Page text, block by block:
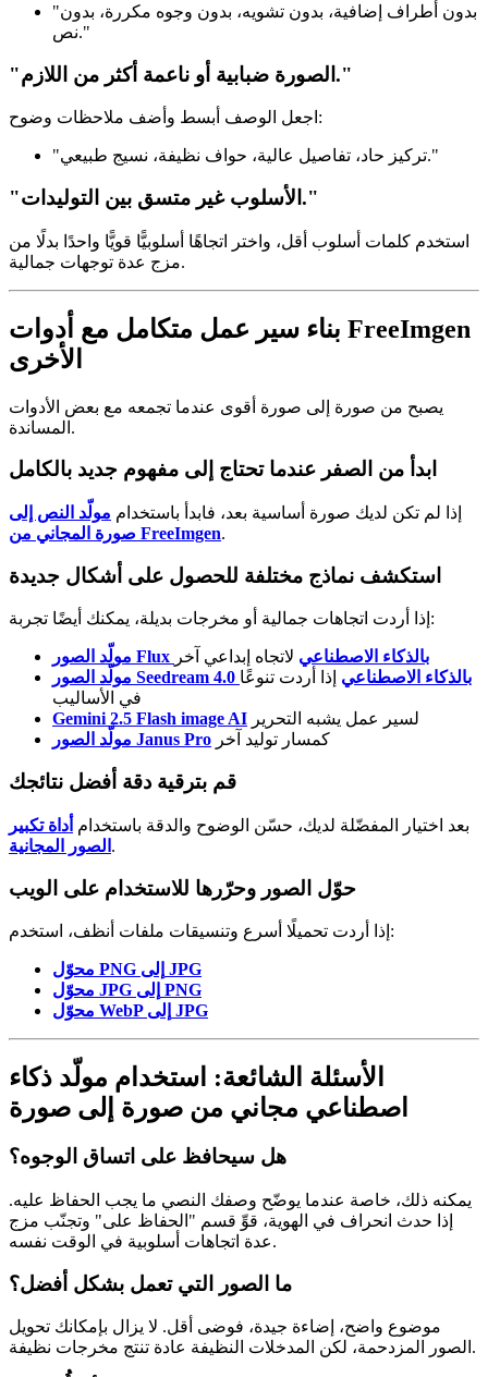
"بدون أطراف إضافية، بدون تشويه، بدون وجوه مكررة، بدون
نص."
"الصورة ضبابية أو ناعمة أكثر من اللازم."
اجعل الوصف أبسط وأضف ملاحظات وضوح:
"تركيز حاد، تفاصيل عالية، حواف نظيفة، نسيج طبيعي."
"الأسلوب غير متسق بين التوليدات."
استخدم كلمات أسلوب أقل، واختر اتجاهًا أسلوبيًّا قويًّا واحدًا بدلًا من
مزج عدة توجهات جمالية.
بناء سير عمل متكامل مع أدوات FreeImgen
الأخرى
يصبح من صورة إلى صورة أقوى عندما تجمعه مع بعض الأدوات
المساندة.
ابدأ من الصفر عندما تحتاج إلى مفهوم جديد بالكامل
إذا لم تكن لديك صورة أساسية بعد، فابدأ باستخدام مولّد النص إلى
صورة المجاني من FreeImgen.
استكشف نماذج مختلفة للحصول على أشكال جديدة
إذا أردت اتجاهات جمالية أو مخرجات بديلة، يمكنك أيضًا تجربة:
مولّد الصور Flux بالذكاء الاصطناعي لاتجاه إبداعي آخر
مولّد الصور Seedream 4.0 بالذكاء الاصطناعي إذا أردت تنوعًا
في الأساليب
Gemini 2.5 Flash image AI لسير عمل يشبه التحرير
مولّد الصور Janus Pro كمسار توليد آخر
قم بترقية دقة أفضل نتائجك
بعد اختيار المفضّلة لديك، حسّن الوضوح والدقة باستخدام أداة تكبير
الصور المجانية .
حوّل الصور وحرّرها للاستخدام على الويب
إذا أردت تحميلًا أسرع وتنسيقات ملفات أنظف، استخدم:
محوّل PNG إلى JPG
محوّل JPG إلى PNG
محوّل WebP إلى JPG
الأسئلة الشائعة: استخدام مولّد ذكاء
اصطناعي مجاني من صورة إلى صورة
هل سيحافظ على اتساق الوجوه؟
يمكنه ذلك، خاصة عندما يوضّح وصفك النصي ما يجب الحفاظ عليه.
إذا حدث انحراف في الهوية، قوِّ قسم "الحفاظ على" وتجنّب مزج
عدة اتجاهات أسلوبية في الوقت نفسه.
ما الصور التي تعمل بشكل أفضل؟
موضوع واضح، إضاءة جيدة، فوضى أقل. لا يزال بإمكانك تحويل
الصور المزدحمة، لكن المدخلات النظيفة عادة تنتج مخرجات نظيفة.